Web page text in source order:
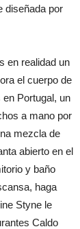
diseñada por
en realidad un
el cuerpo de
Portugal, un
a mano por
mezcla de
abierto en el
y baño
haga
Styne le
Caldo